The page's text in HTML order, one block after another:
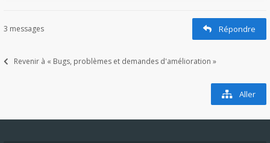
3 messages Répondre
Revenir à « Bugs, problèmes et demandes d'amélioration »
Aller